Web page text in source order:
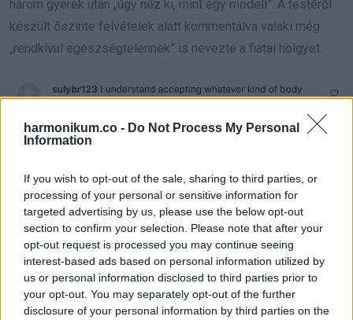
harmonikum.co - Do Not Process My Personal
Information
If you wish to opt-out of the sale, sharing to third parties, or
processing of your personal or sensitive information for
targeted advertising by us, please use the below opt-out
section to confirm your selection. Please note that after your
opt-out request is processed you may continue seeing
interest-based ads based on personal information utilized by
us or personal information disclosed to third parties prior to
your opt-out. You may separately opt-out of the further
disclosure of your personal information by third parties on the
három gyerek után „úgy néz ki, mint egy modell”. A testéről
készült őszinte felvételek alatt kommentálva valaki még
„rendkívül egészségtelennek” is nevezte a fiatal hölgyet.
De a legidősebb McGraw-lány jól érzi magát a bőrében, még
a striákkal, a görbékkel és a narancsbőrrel együtt is. Egy
kétrészes fürdőruhát viselő tükrös szelfit osztott meg, amit
egy idézettel látott el,hozzátéve: